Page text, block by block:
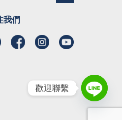
我們
歡迎聯繫